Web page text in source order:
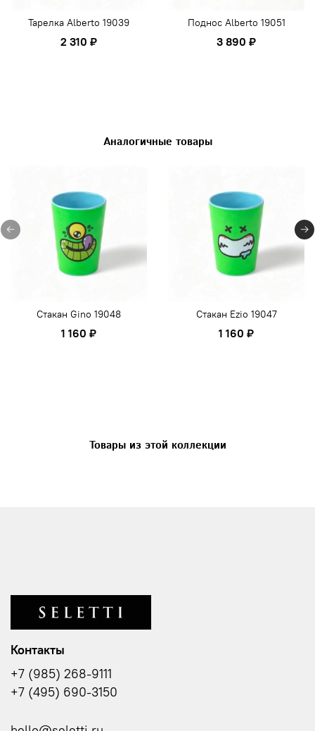
Тарелка Alberto 19039
2 310 ₽
Поднос Alberto 19051
3 890 ₽
Аналогичные товары
Стакан Gino 19048
1 160 ₽
Стакан Ezio 19047
1 160 ₽
Товары из этой коллекции
Контакты
+7 (985) 268-9111
+7 (495) 690-3150